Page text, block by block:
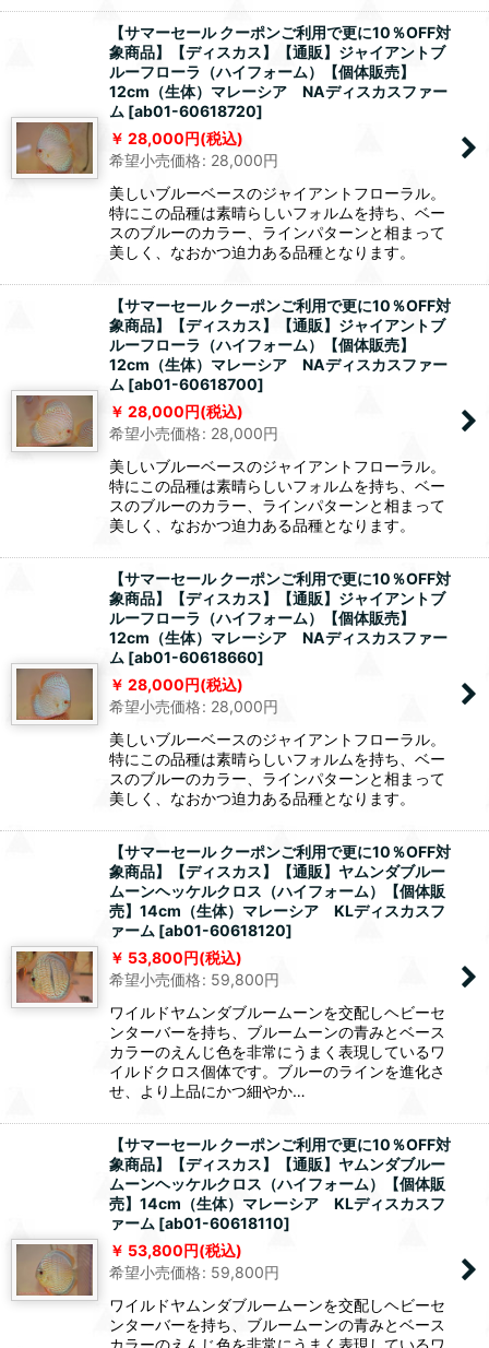
【サマーセール クーポンご利用で更に10％OFF対
象商品】【ディスカス】【通販】ジャイアントブ
ルーフローラ（ハイフォーム）【個体販売】
12cm（生体）マレーシア NAディスカスファー
ム [ab01-60618720]
28,000円(税込)
希望小売価格: 28,000円
美しいブルーベースのジャイアントフローラル。
特にこの品種は素晴らしいフォルムを持ち、ベー
スのブルーのカラー、ラインパターンと相まって
美しく、なおかつ迫力ある品種となります。
【サマーセール クーポンご利用で更に10％OFF対
象商品】【ディスカス】【通販】ジャイアントブ
ルーフローラ（ハイフォーム）【個体販売】
12cm（生体）マレーシア NAディスカスファー
ム [ab01-60618700]
28,000円(税込)
希望小売価格: 28,000円
美しいブルーベースのジャイアントフローラル。
特にこの品種は素晴らしいフォルムを持ち、ベー
スのブルーのカラー、ラインパターンと相まって
美しく、なおかつ迫力ある品種となります。
【サマーセール クーポンご利用で更に10％OFF対
象商品】【ディスカス】【通販】ジャイアントブ
ルーフローラ（ハイフォーム）【個体販売】
12cm（生体）マレーシア NAディスカスファー
ム [ab01-60618660]
28,000円(税込)
希望小売価格: 28,000円
美しいブルーベースのジャイアントフローラル。
特にこの品種は素晴らしいフォルムを持ち、ベー
スのブルーのカラー、ラインパターンと相まって
美しく、なおかつ迫力ある品種となります。
【サマーセール クーポンご利用で更に10％OFF対
象商品】【ディスカス】【通販】ヤムンダブルー
ムーンヘッケルクロス（ハイフォーム）【個体販
売】14cm（生体）マレーシア KLディスカスフ
ァーム [ab01-60618120]
53,800円(税込)
希望小売価格: 59,800円
ワイルドヤムンダブルームーンを交配しヘビーセ
ンターバーを持ち、ブルームーンの青みとベース
カラーのえんじ色を非常にうまく表現しているワ
イルドクロス個体です。ブルーのラインを進化さ
せ、より上品にかつ細やか…
【サマーセール クーポンご利用で更に10％OFF対
象商品】【ディスカス】【通販】ヤムンダブルー
ムーンヘッケルクロス（ハイフォーム）【個体販
売】14cm（生体）マレーシア KLディスカスフ
ァーム [ab01-60618110]
53,800円(税込)
希望小売価格: 59,800円
ワイルドヤムンダブルームーンを交配しヘビーセ
ンターバーを持ち、ブルームーンの青みとベース
カラーのえんじ色を非常にうまく表現しているワ